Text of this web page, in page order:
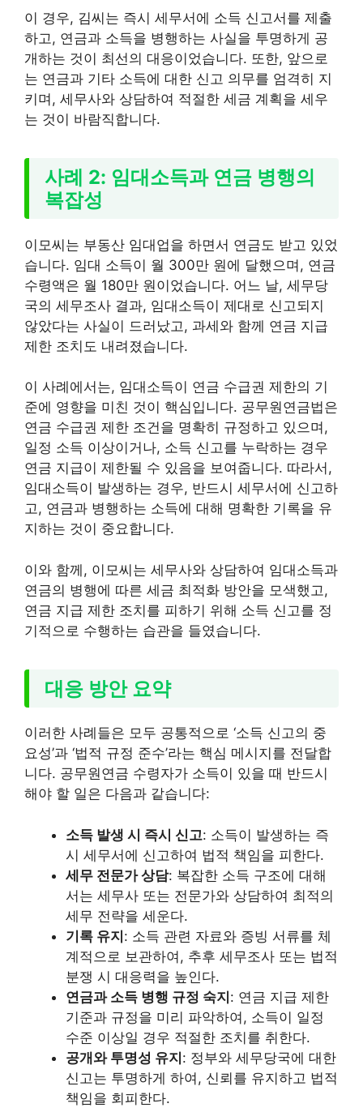
이 경우, 김씨는 즉시 세무서에 소득 신고서를 제출
하고, 연금과 소득을 병행하는 사실을 투명하게 공
개하는 것이 최선의 대응이었습니다. 또한, 앞으로
는 연금과 기타 소득에 대한 신고 의무를 엄격히 지
키며, 세무사와 상담하여 적절한 세금 계획을 세우
는 것이 바람직합니다.
사례 2: 임대소득과 연금 병행의
복잡성
이모씨는 부동산 임대업을 하면서 연금도 받고 있었
습니다. 임대 소득이 월 300만 원에 달했으며, 연금
수령액은 월 180만 원이었습니다. 어느 날, 세무당
국의 세무조사 결과, 임대소득이 제대로 신고되지
않았다는 사실이 드러났고, 과세와 함께 연금 지급
제한 조치도 내려졌습니다.
이 사례에서는, 임대소득이 연금 수급권 제한의 기
준에 영향을 미친 것이 핵심입니다. 공무원연금법은
연금 수급권 제한 조건을 명확히 규정하고 있으며,
일정 소득 이상이거나, 소득 신고를 누락하는 경우
연금 지급이 제한될 수 있음을 보여줍니다. 따라서,
임대소득이 발생하는 경우, 반드시 세무서에 신고하
고, 연금과 병행하는 소득에 대해 명확한 기록을 유
지하는 것이 중요합니다.
이와 함께, 이모씨는 세무사와 상담하여 임대소득과
연금의 병행에 따른 세금 최적화 방안을 모색했고,
연금 지급 제한 조치를 피하기 위해 소득 신고를 정
기적으로 수행하는 습관을 들였습니다.
대응 방안 요약
이러한 사례들은 모두 공통적으로 ‘소득 신고의 중
요성’과 ‘법적 규정 준수’라는 핵심 메시지를 전달합
니다. 공무원연금 수령자가 소득이 있을 때 반드시
해야 할 일은 다음과 같습니다:
소득 발생 시 즉시 신고: 소득이 발생하는 즉
시 세무서에 신고하여 법적 책임을 피한다.
세무 전문가 상담: 복잡한 소득 구조에 대해
서는 세무사 또는 전문가와 상담하여 최적의
세무 전략을 세운다.
기록 유지: 소득 관련 자료와 증빙 서류를 체
계적으로 보관하여, 추후 세무조사 또는 법적
분쟁 시 대응력을 높인다.
연금과 소득 병행 규정 숙지: 연금 지급 제한
기준과 규정을 미리 파악하여, 소득이 일정
수준 이상일 경우 적절한 조치를 취한다.
공개와 투명성 유지: 정부와 세무당국에 대한
신고는 투명하게 하여, 신뢰를 유지하고 법적
책임을 회피한다.